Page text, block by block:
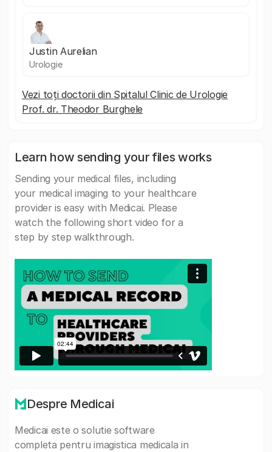
Justin Aurelian
Urologie
Vezi toți doctorii din Spitalul Clinic de Urologie
Prof. dr. Theodor Burghele
Learn how sending your files works
Sending your medical files, including
your medical imaging to your healthcare
provider is easy with Medicai. Please
watch the following short video for a
step by step walkthrough.
Despre Medicai
Medicai este o solutie software
completa pentru imagistica medicala in